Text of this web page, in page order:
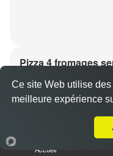
Pizza 4 fromages
Dès11.00 €
Base sauce tomate,
Accueil
Ce site Web utilise
meilleure expérience